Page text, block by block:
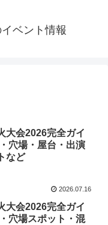
ベント情報
大会2026完全ガイ
穴場・屋台・出演
など
2026.07.16
大会2026完全ガイ
穴場スポット・混